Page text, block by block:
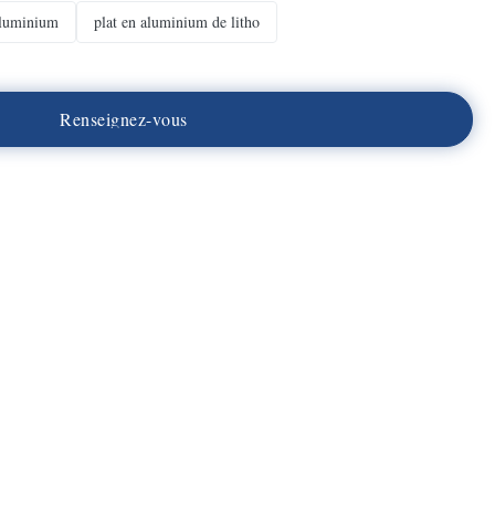
plat en aluminium de litho
Renseignez-vous